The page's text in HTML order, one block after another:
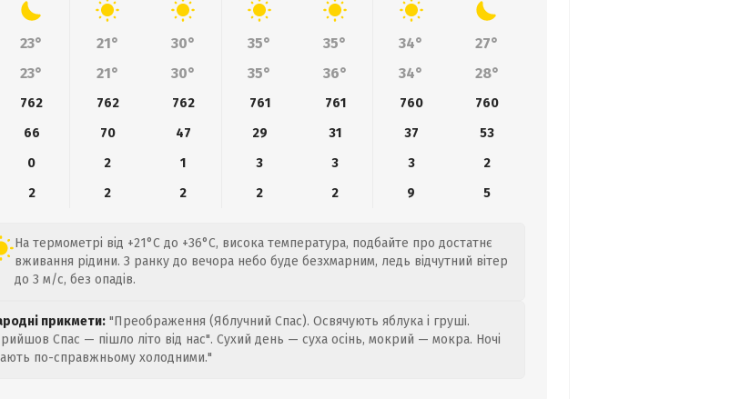
23° 21° 30° 35° 35° 34°
27°
23° 21° 30° 35° 36° 34° 28°
762 762 762 761 761 760
760
66 70 47 29 31 37
53
0 2 1 3 3 3
2
2 2 2 2 2 9 5
На термометрі від +21°C до +36°C, висока температура, подбайте про достатнє
вживання рідини. З ранку до вечора небо буде безхмарним, ледь відчутний вітер
до 3 м/с, без опадів.
прикмети: "Преображення (Яблучний Спас). Освячують яблука і груші.
Спас — пішло літо від нас". Сухий день — суха осінь, мокрий — мокра. Ночі
по-справжньому холодними."